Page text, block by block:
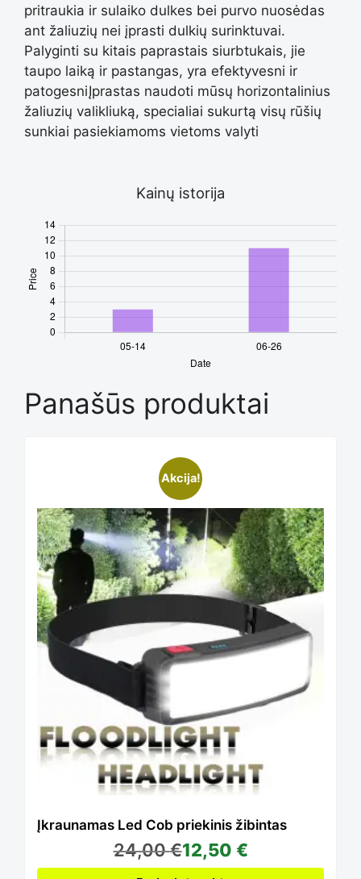
pritraukia ir sulaiko dulkes bei purvo nuosėdas
ant žaliuzių nei įprasti dulkių surinktuvai.
Palyginti su kitais paprastais siurbtukais, jie
taupo laiką ir pastangas, yra efektyvesni ir
patogesniĮprastas naudoti mūsų horizontalinius
žaliuzių valikliuką, specialiai sukurtą visų rūšių
sunkiai pasiekiamoms vietoms valyti
Kainų istorija
Panašūs produktai
Akcija!
Įkraunamas Led Cob priekinis žibintas
24,00€12,50 €